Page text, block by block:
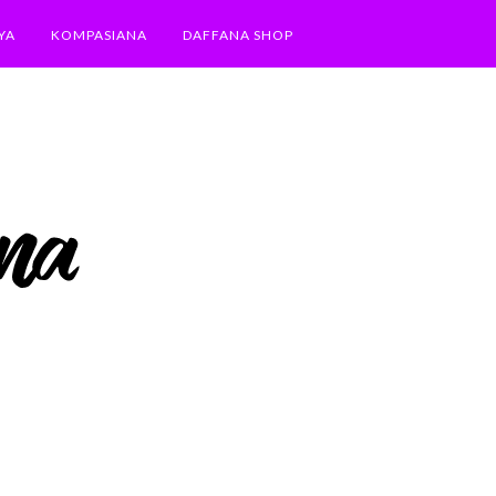
KOMPASIANA DAFFANA SHOP